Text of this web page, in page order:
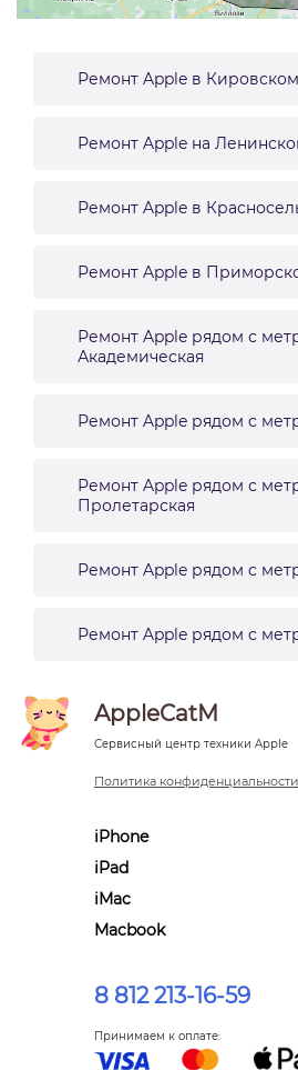
Ремонт Apple в
Ремонт Apple на
Ремонт Apple в
Ремонт Apple в
Ремонт Apple рядом с
Академическая
Ремонт Apple рядом с
Ремонт Apple рядом с
Пролетарская
Ремонт Apple рядом с
Ремонт Apple рядом с
AppleCatM
Сервисный центр техники Apple
Политика конфиденциальности
iPhone
iPad
iMac
Macbook
Принимаем к оплате:
8 812 213-16-59